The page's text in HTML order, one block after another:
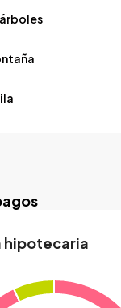
hipotecaria